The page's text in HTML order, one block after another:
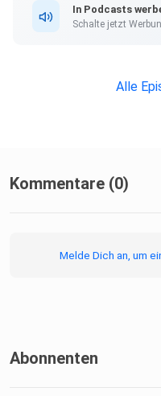
In Podcasts
Schalte jetzt
Alle
Kommentare (0)
Melde Dich an, um
Abonnenten